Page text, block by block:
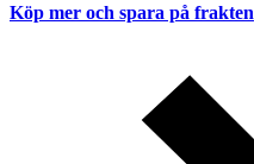
Köp mer och spara på frakten